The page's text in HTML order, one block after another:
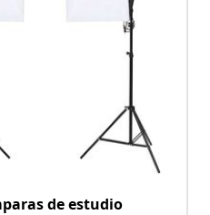
de estudio